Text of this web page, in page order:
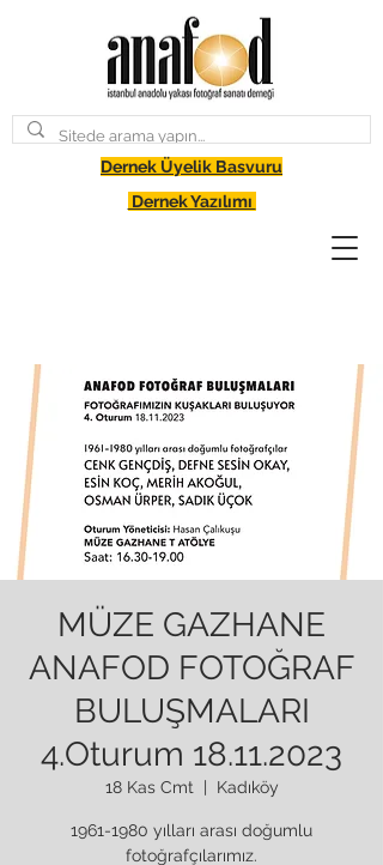
Dernek Üyelik Basvuru
Dernek Yazılımı
MÜZE GAZHANE
ANAFOD FOTOĞRAF
BULUŞMALARI
4.Oturum 18.11.2023
18 Kas Cmt Kadıköy
1961-1980 yılları arası doğumlu
fotoğrafçılarımız.